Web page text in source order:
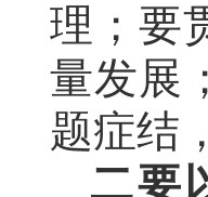
理；要
量发展
题症结
二要